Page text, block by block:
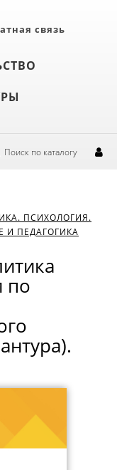
связь
Поиск по каталогу
ПСИХОЛОГИЯ.
И ПЕДАГОГИКА
по